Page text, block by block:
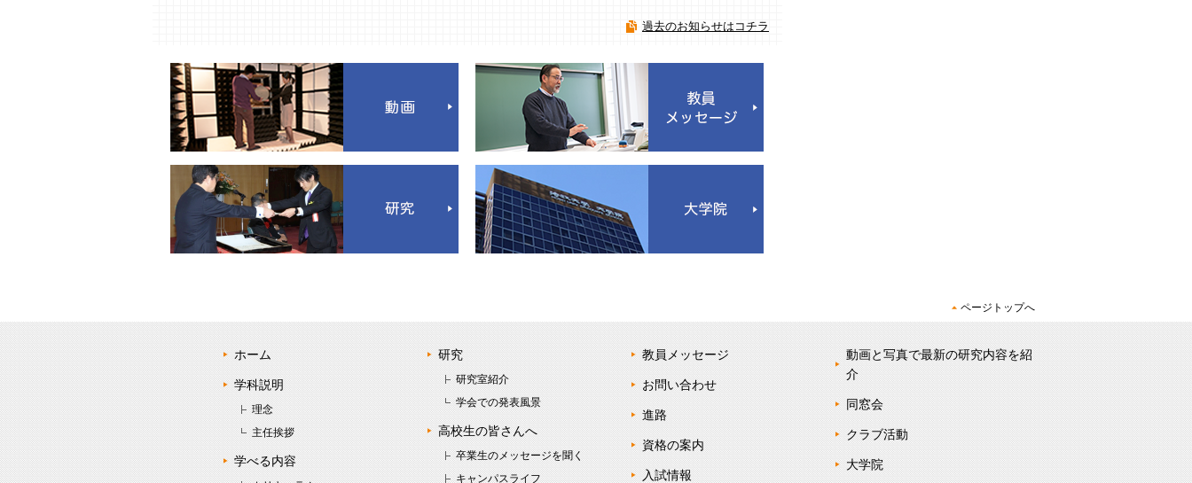
過去のお知らせはコチラ
ページトップへ
ホーム
学科説明
理念
主任挨拶
学べる内容
研究
研究室紹介
学会での発表風景
高校生の皆さんへ
卒業生のメッセージを聞く
キャンパスライフ
教員メッセージ
お問い合わせ
進路
資格の案内
入試情報
動画と写真で最新の研究内容を紹
介
同窓会
クラブ活動
大学院